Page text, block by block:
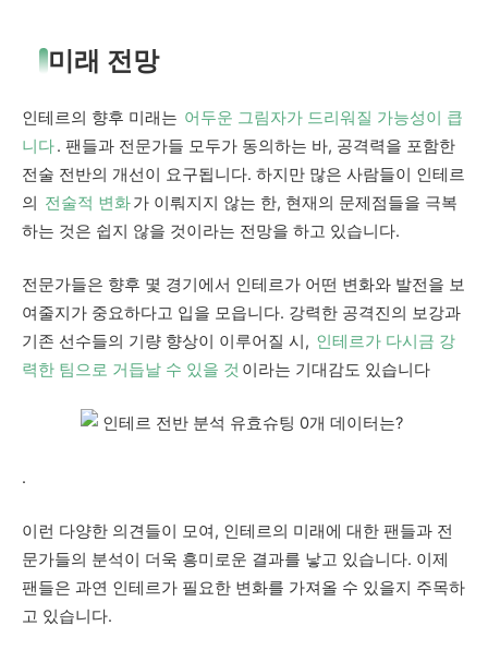
미래 전망
인테르의 향후 미래는 어두운 그림자가 드리워질 가능성이 큽
니다. 팬들과 전문가들 모두가 동의하는 바, 공격력을 포함한
전술 전반의 개선이 요구됩니다. 하지만 많은 사람들이 인테르
의 전술적 변화가 이뤄지지 않는 한, 현재의 문제점들을 극복
하는 것은 쉽지 않을 것이라는 전망을 하고 있습니다.
전문가들은 향후 몇 경기에서 인테르가 어떤 변화와 발전을 보
여줄지가 중요하다고 입을 모읍니다. 강력한 공격진의 보강과
기존 선수들의 기량 향상이 이루어질 시, 인테르가 다시금 강
력한 팀으로 거듭날 수 있을 것 이라는 기대감도 있습니다
.
이런 다양한 의견들이 모여, 인테르의 미래에 대한 팬들과 전
문가들의 분석이 더욱 흥미로운 결과를 낳고 있습니다. 이제
팬들은 과연 인테르가 필요한 변화를 가져올 수 있을지 주목하
고 있습니다.